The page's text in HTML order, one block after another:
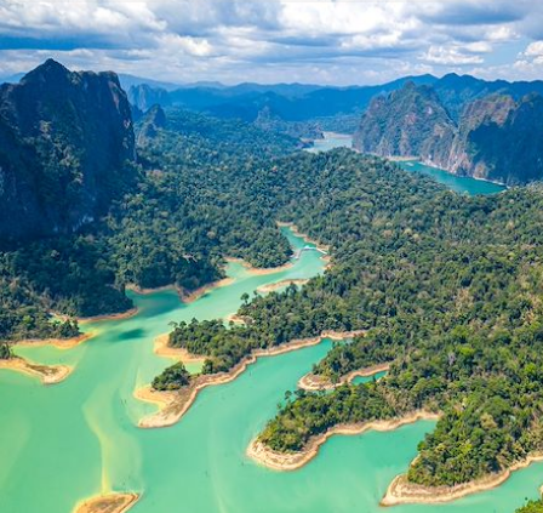
la relaxation vous attend sur des plages de sable fin,
marquant la douce conclusion d'un périple riche en
découvertes et en émotions.
Activité
Découverte Vélo
Âge des enfants
Les 6/9 ans Les 10/13 ans
Les 14/16 ans
Confort
Standard Supérieur
Haut de gamme